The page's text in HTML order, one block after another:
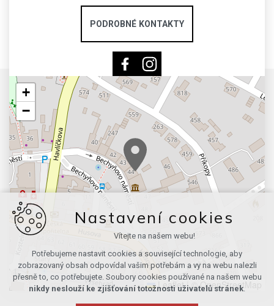
PODROBNÉ KONTAKTY
+
−
Leaflet | © OpenStreetMap
Nastavení cookies
Vítejte na našem webu!
Potřebujeme nastavit cookies a související technologie, aby
zobrazovaný obsah odpovídal vašim potřebám a vy na webu nalezli
přesně to, co potřebujete. Soubory cookies používané na našem webu
nikdy neslouží ke zjišťování totožnosti uživatelů stránek.